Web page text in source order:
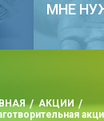
МНЕ
АКЦИИ